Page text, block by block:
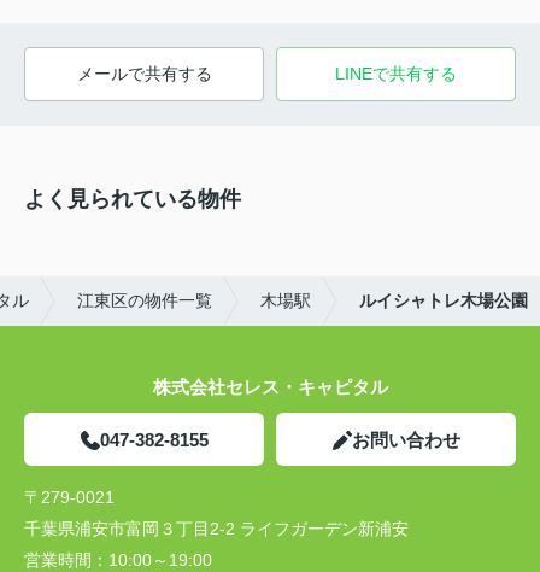
メールで共有する LINEで共有する
よく見られている物件
ル 江東区の物件一覧 木場駅 ルイシャトレ木場公園
株式会社セレス・キャピタル
047-382-8155 お問い合わせ
〒279-0021
千葉県浦安市富岡３丁目2-2 ライフガーデン新浦安
営業時間： 10:00～19:00